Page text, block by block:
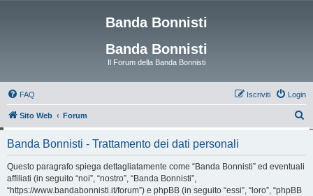
Banda Bonnisti
Banda Bonnisti
Il Forum della Banda Bonnisti
FAQ Login
Iscriviti
Sito Web Forum
Banda Bonnisti - Trattamento dei dati personali
Questo paragrafo spiega dettagliatamente come “Banda Bonnisti” ed eventuali
affiliati (in seguito “noi”, “nostro”, “Banda Bonnisti”,
“https://www.bandabonnisti.it/forum”) e phpBB (in seguito “essi”, “loro”, “phpBB